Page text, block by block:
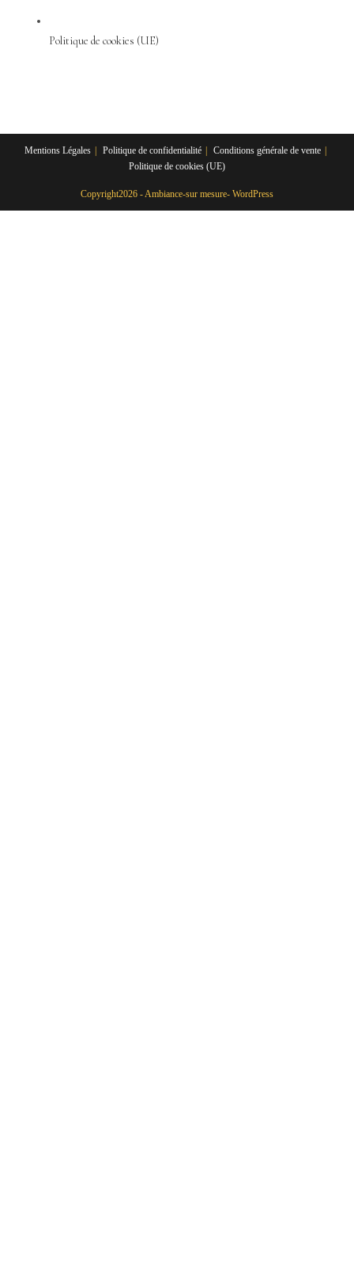
Politique de cookies (UE)
Mentions Légales Politique de confidentialité
Conditions générale de vente
Politique de cookies (UE)
Copyright2026 - Ambiance-sur mesure- WordPress